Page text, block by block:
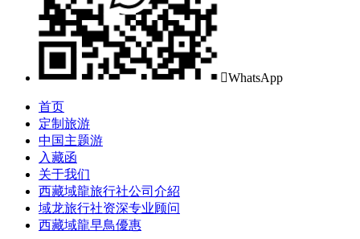
WhatsApp
首页
定制旅游
中国主题游
入藏函
关于我们
西藏域龍旅行社公司介紹
域龙旅行社资深专业顾问
西藏域龍早鳥優惠